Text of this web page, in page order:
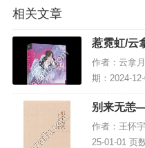
相关文章
惹霓虹/云
盘资源
作者：云拿
期：2024-
电子书大小
介 据传...
别来无恙
PDF电子
作者：王怀
25-01-01 页